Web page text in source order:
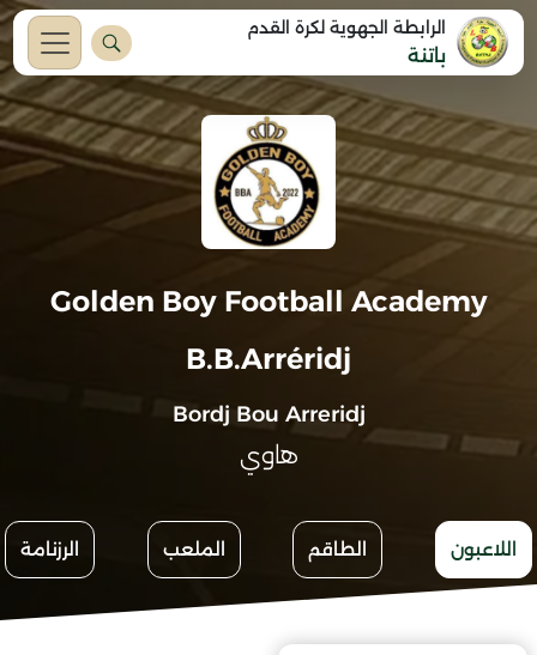
الرابطة الجهوية لكرة القدم
باتنة
Golden Boy Football Academy
B.B.Arréridj
Bordj Bou Arreridj
هاوي
اللاعبون الطاقم الملعب الرزنامة